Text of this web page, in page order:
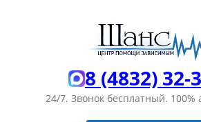
8 (4832) 32-
24/7. Звонок бесплатный. 100%